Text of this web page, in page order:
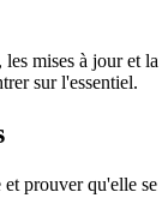
mises à jour et la
sur l'essentiel.
prouver qu'elle se